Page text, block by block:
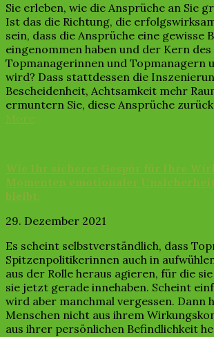
Sie erleben, wie die Ansprüche an Sie
Ist das die Richtung, die
sein, dass die Ansprüche eine gewisse
eingenommen haben und der Kern
Topmanagerinnen und Topmanagern
wird? Dass stattdessen die
Bescheidenheit, Achtsamkeit mehr
ermuntern Sie, diese Ansprüche
More
Wie Ihr sicheres Gespür für Ihre
Momenten emotionaler
bleibt.
29. Dezember 2021
Es scheint selbstverständlich, dass
Spitzenpolitikerinnen auch in
aus der Rolle heraus agieren, für die
sie jetzt gerade innehaben. Scheint
wird aber manchmal vergessen. Dann
Menschen nicht aus ihrem
aus ihrer persönlichen Befindlichkeit